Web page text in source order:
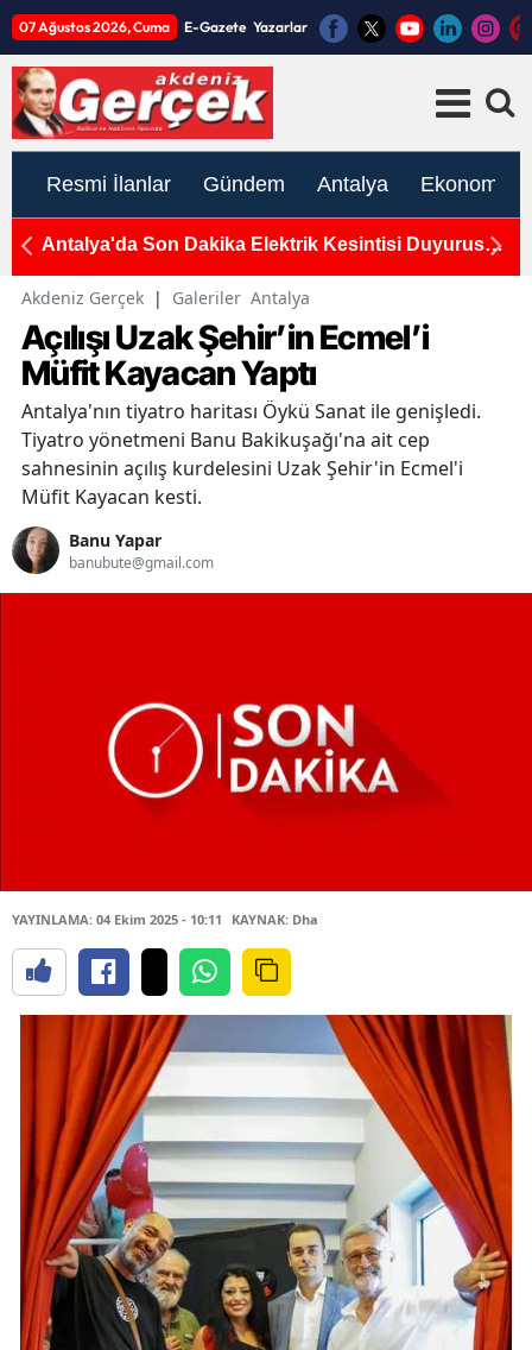
07 Ağustos 2026, Cuma E-Gazete Yazarlar
Resmi İlanlar Gündem Antalya Ekonomi
Antalya'da Son Dakika Elektrik Kesintisi Duyurusu:
Akdeniz Gerçek | Galeriler Antalya
Açılışı Uzak Şehir’in Ecmel’i
Müfit Kayacan Yaptı
Antalya'nın tiyatro haritası Öykü Sanat ile genişledi.
Tiyatro yönetmeni Banu Bakikuşağı'na ait cep
sahnesinin açılış kurdelesini Uzak Şehir'in Ecmel'i
Müfit Kayacan kesti.
Banu Yapar
banubute@gmail.com
YAYINLAMA: 04 Ekim 2025 - 10:11 KAYNAK: Dha